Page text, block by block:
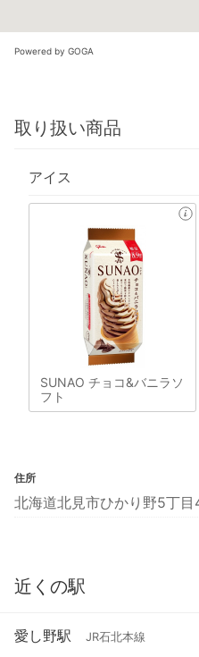
Powered by GOGA
取り扱い商品
アイス
SUNAO チョコ&バニラソ
フト
住所
北海道北見市ひかり野5丁
近くの駅
愛し野駅 JR石北本線